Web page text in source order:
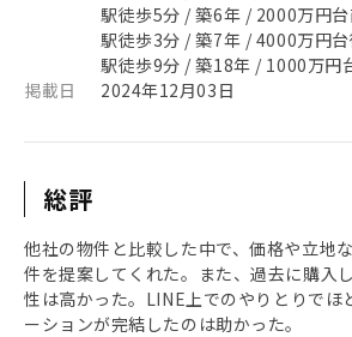
駅徒歩5分 / 築6年 / 2000万円台
駅徒歩3分 / 築7年 / 4000万円台
駅徒歩9分 / 築18年 / 1000万円
掲載日
2024年12月03日
総評
他社の物件と比較した中で、価格や立地
件を提案してくれた。また、過去に購入
性は高かった。LINE上でのやりとりでほ
ーションが完結したのは助かった。